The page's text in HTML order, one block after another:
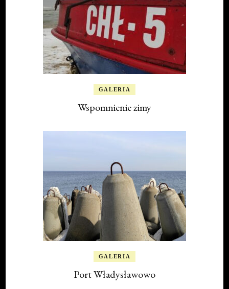
GALERIA
Wspomnienie zimy
GALERIA
Port Władysławowo